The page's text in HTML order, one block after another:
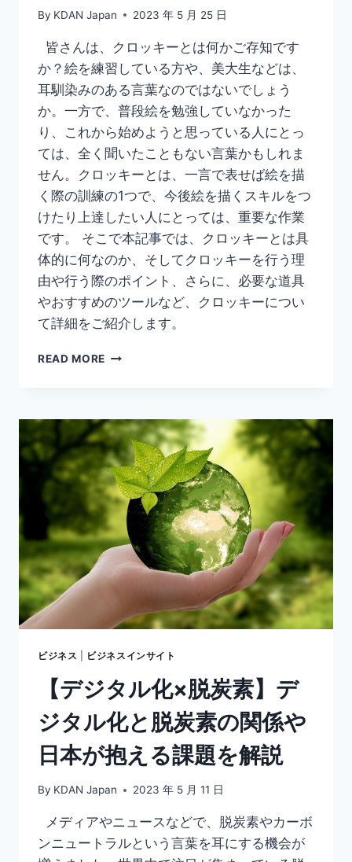
介
By KDAN Japan 2023 年 5 月 25 日
皆さんは、クロッキーとは何かご存知です
か？絵を練習している方や、美大生などは、
耳馴染みのある言葉なのではないでしょう
か。一方で、普段絵を勉強していなかった
り、これから始めようと思っている人にとっ
ては、全く聞いたこともない言葉かもしれま
せん。クロッキーとは、一言で表せば絵を描
く際の訓練の1つで、今後絵を描くスキルをつ
けたり上達したい人にとっては、重要な作業
です。 そこで本記事では、クロッキーとは具
体的に何なのか、そしてクロッキーを行う理
由や行う際のポイント、さらに、必要な道具
やおすすめのツールなど、クロッキーについ
て詳細をご紹介します。
READ MORE 【ク
ー
と
は】
ク
ロ
ッ
ー
を
く
イ
ト
や
最
適
な
ツ
を
介
ビジネス ビジネスインサイト
【デジタル化×脱炭素】デ
ジタル化と脱炭素の関係や
日本が抱える課題を解説
By KDAN Japan 2023 年 5 月 11 日
メディアやニュースなどで、脱炭素やカーボ
ンニュートラルという言葉を耳にする機会が